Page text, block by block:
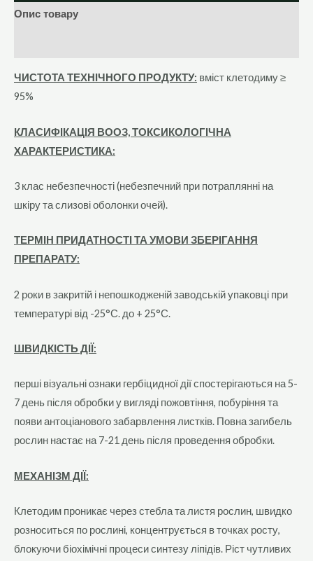
Опис товару
ЧИСТОТА ТЕХНІЧНОГО ПРОДУКТУ: вміст клетодиму ≥
95%
КЛАСИФІКАЦІЯ ВООЗ, ТОКСИКОЛОГІЧНА
ХАРАКТЕРИСТИКА:
3 клас небезпечності (небезпечний при потраплянні на
шкіру та слизові оболонки очей).
ТЕРМІН ПРИДАТНОСТІ ТА УМОВИ ЗБЕРІГАННЯ
ПРЕПАРАТУ:
2 роки в закритій і непошкодженій заводській упаковці при
температурі від -25°С. до + 25°С.
ШВИДКІСТЬ ДІЇ:
перші візуальні ознаки гербіцидної дії спостерігаються на 5-
7 день після обробки у вигляді пожовтіння, побуріння та
появи антоціанового забарвлення листків. Повна загибель
рослин настає на 7-21 день після проведення обробки.
МЕХАНІЗМ ДІЇ:
Клетодим проникає через стебла та листя рослин, швидко
розноситься по рослині, концентрується в точках росту,
блокуючи біохімічні процеси синтезу ліпідів. Ріст чутливих